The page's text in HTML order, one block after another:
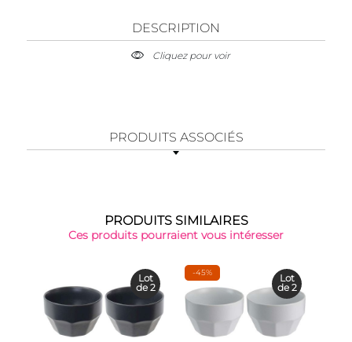
DESCRIPTION
Cliquez pour voir
PRODUITS ASSOCIÉS
PRODUITS SIMILAIRES
Ces produits pourraient vous intéresser
Lot
de 2
-45%
Lot
de 2